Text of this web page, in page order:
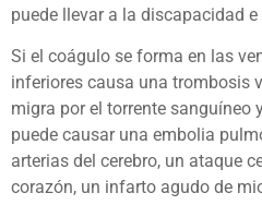
puede llevar a la discapacidad
Si el coágulo se forma en las
inferiores causa una trombosis
migra por el torrente sanguíneo
puede causar una embolia
arterias del cerebro, un ataque
corazón, un infarto agudo de